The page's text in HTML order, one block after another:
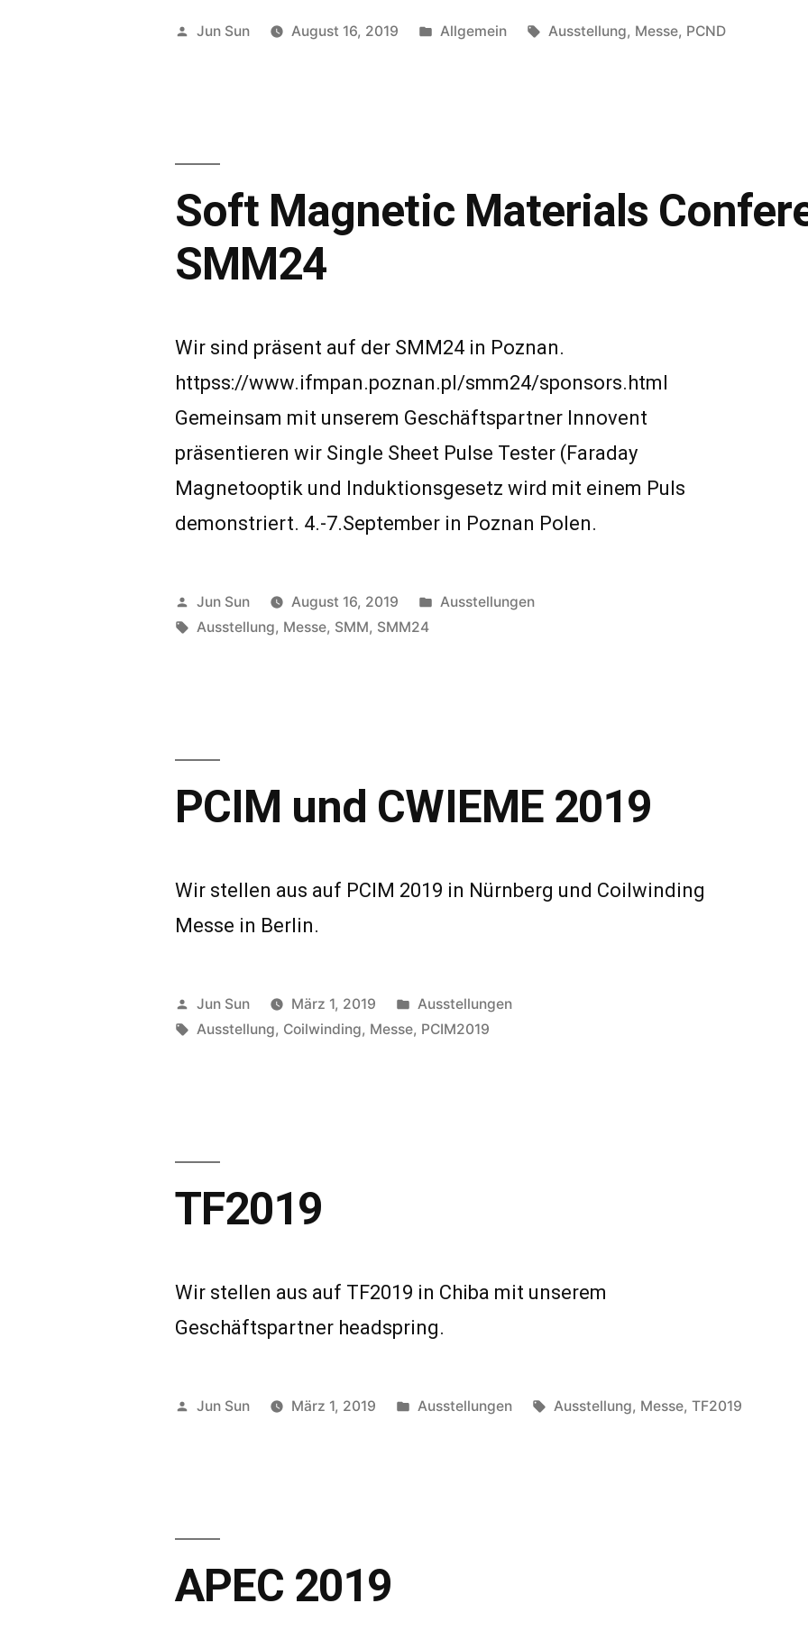
Veröffentlicht
Jun Sun August 16, 2019
Veröffentlicht
Allgemein Schlagwörter:
Ausstellung, Messe, PCND
Soft Magnetic Materials
SMM24
Wir sind präsent auf der SMM24 in Poznan.
httpss://www.ifmpan.poznan.pl/smm24/sponsors.html
Gemeinsam mit unserem Geschäftspartner Innovent
präsentieren wir Single Sheet Pulse Tester (Faraday
Magnetooptik und Induktionsgesetz wird mit einem Puls
demonstriert. 4.-7.September in Poznan Polen.
Veröffentlicht
von
Jun Sun August 16, 2019
Veröffentlicht
Ausstellungen
Schlagwörter:
Ausstellung, Messe, SMM, SMM24
PCIM und CWIEME 2019
Wir stellen aus auf PCIM 2019 in Nürnberg und Coilwinding
Messe in Berlin.
Veröffentlicht
von
Jun Sun März 1, 2019
Veröffentlicht
in
Ausstellungen
Schlagwörter:
Ausstellung, Coilwinding, Messe, PCIM2019
TF2019
Wir stellen aus auf TF2019 in Chiba mit unserem
Geschäftspartner headspring.
Veröffentlicht
Jun Sun März 1, 2019
Veröffentlicht
Ausstellungen Schlagwörter:
Ausstellung, Messe, TF2019
APEC 2019